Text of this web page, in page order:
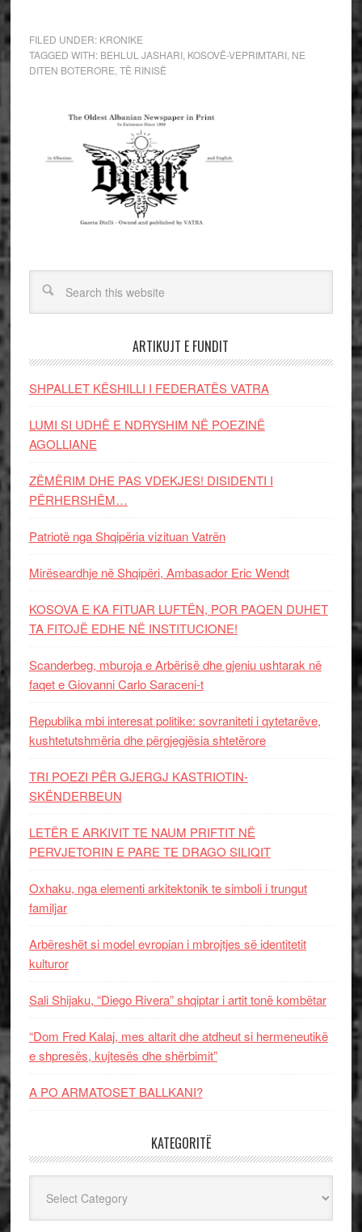
FILED UNDER: KRONIKE
TAGGED WITH: BEHLUL JASHARI, KOSOVË-VEPRIMTARI, NE
DITEN BOTERORE TË RINISË
ARTIKUJT E FUNDIT
SHPALLET KËSHILLI I FEDERATËS VATRA
LUMI SI UDHË E NDRYSHIM NË POEZINË
AGOLLIANE
ZËMËRIM DHE PAS VDEKJES! DISIDENTI I
PËRHERSHËM…
Patriotë nga Shqipëria vizituan Vatrën
Mirëseardhje në Shqipëri, Ambasador Eric Wendt
KOSOVA E KA FITUAR LUFTËN, POR PAQEN DUHET
TA FITOJË EDHE NË INSTITUCIONE!
Scanderbeg, mburoja e Arbërisë dhe gjeniu ushtarak në
faqet e Giovanni Carlo Saraceni-t
Republika mbi interesat politike: sovraniteti i qytetarëve,
kushtetutshmëria dhe përgjegjësia shtetërore
TRI POEZI PËR GJERGJ KASTRIOTIN-
SKËNDERBEUN
LETËR E ARKIVIT TE NAUM PRIFTIT NË
PERVJETORIN E PARE TE DRAGO SILIQIT
Oxhaku, nga elementi arkitektonik te simboli i trungut
familjar
Arbëreshët si model evropian i mbrojtjes së identitetit
kulturor
Sali Shijaku, “Diego Rivera” shqiptar i artit tonë kombëtar
“Dom Fred Kalaj, mes altarit dhe atdheut si hermeneutikë
e shpresës, kujtesës dhe shërbimit”
A PO ARMATOSET BALLKANI?
KATEGORITË